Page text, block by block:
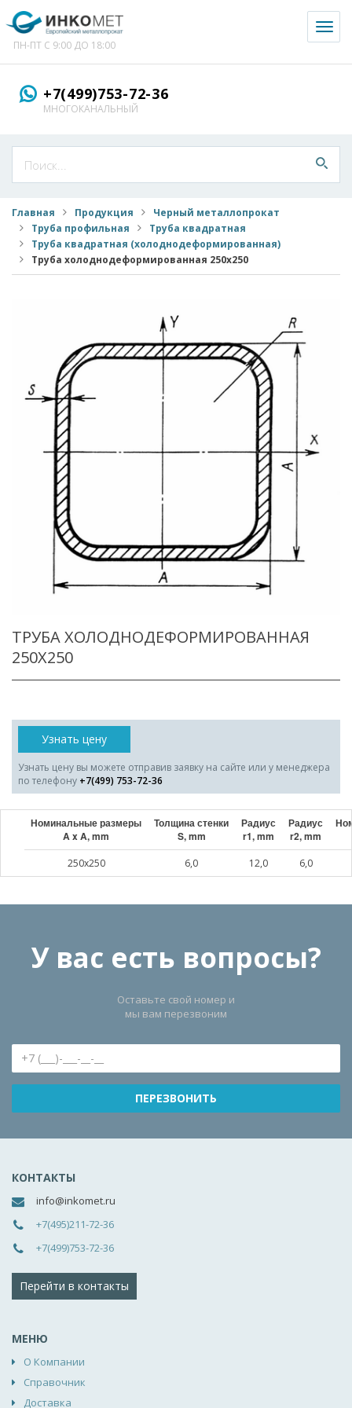
ПН-ПТ С 9:00 ДО 18:00
+7(499)753-72-36
МНОГОКАНАЛЬНЫЙ
Главная Продукция
Черный металлопрокат
Труба профильная
Труба квадратная
Труба квадратная (холоднодеформированная)
Труба холоднодеформированная 250x250
ТРУБА ХОЛОДНОДЕФОРМИРОВАННАЯ
250X250
Узнать цену
Узнать цену вы можете отправив заявку на сайте или у менеджера
по телефону +7(499) 753-72-36
Номинальные размеры
A x A, mm
Толщина стенки
S, mm
Радиус
r1, mm
Радиус
r2, mm
250x250 6,0 12,0 6,0
У вас есть вопросы?
Оставьте свой номер и
мы вам перезвоним
КОНТАКТЫ
info@inkomet.ru
+7(495)211-72-36
+7(499)753-72-36
Перейти в контакты
МЕНЮ
О Компании
Справочник
Доставка